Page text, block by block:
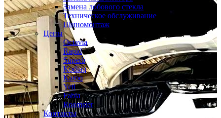
Замена лобового стекла
Техническое обслуживание
Шиномонтаж
Цены
Octavia
Rapid
Superb
Kodiaq
Karoq
Yeti
Fabia
Roomster
Контакты